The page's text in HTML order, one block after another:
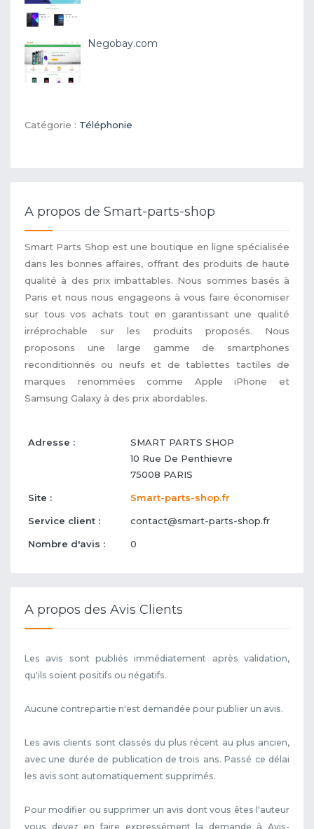
Negobay.com
Catégorie : Téléphonie
A propos de Smart-parts-shop
Smart Parts Shop est une boutique en ligne spécialisée
dans les bonnes affaires, offrant des produits de haute
qualité à des prix imbattables. Nous sommes basés à
Paris et nous nous engageons à vous faire économiser
sur tous vos achats tout en garantissant une qualité
irréprochable sur les produits proposés. Nous
proposons une large gamme de smartphones
reconditionnés ou neufs et de tablettes tactiles de
marques renommées comme Apple iPhone et
Samsung Galaxy à des prix abordables.
Adresse :
SMART PARTS SHOP
10 Rue De Penthievre
75008 PARIS
Site : Smart-parts-shop.fr
Service client : contact@smart-parts-shop.fr
Nombre d'avis : 0
A propos des Avis Clients
Les avis sont publiés immédiatement après validation,
qu'ils soient positifs ou négatifs.
Aucune contrepartie n'est demandée pour publier un avis.
Les avis clients sont classés du plus récent au plus ancien,
avec une durée de publication de trois ans. Passé ce délai
les avis sont automatiquement supprimés.
Pour modifier ou supprimer un avis dont vous êtes l'auteur
vous devez en faire expressément la demande à Avis-